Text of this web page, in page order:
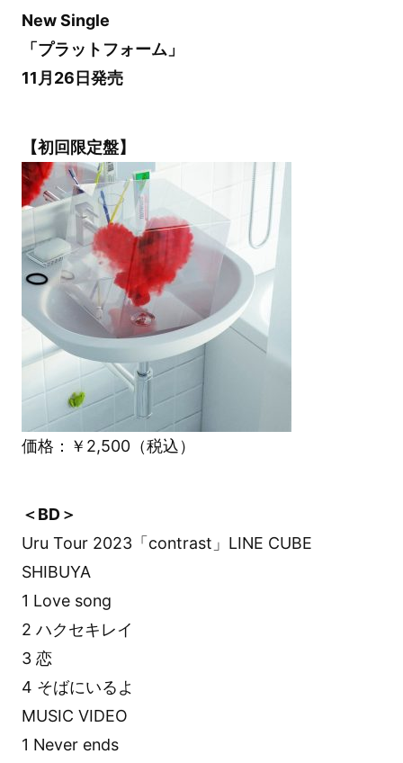
New Single
「プラットフォーム」
11月26日発売
【初回限定盤】
価格：￥2,500（税込）
＜BD＞
Uru Tour 2023「contrast」LINE CUBE
SHIBUYA
1 Love song
2 ハクセキレイ
3 恋
4 そばにいるよ
MUSIC VIDEO
1 Never ends